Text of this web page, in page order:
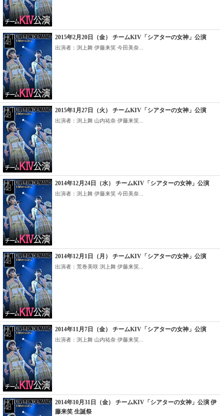
2015年2月20日（金） チームKIV「シアターの女神」公演
出演者：渕上舞 伊藤来笑 今田美奈...
2015年1月27日（火） チームKIV「シアターの女神」公演
出演者：渕上舞 山内祐奈 伊藤来笑...
2014年12月24日（水） チームKIV「シアターの女神」公演
出演者：渕上舞 伊藤来笑 今田美奈...
2014年12月1日（月） チームKIV「シアターの女神」公演
出演者：荒巻美咲 渕上舞 伊藤来笑...
2014年11月7日（金） チームKIV「シアターの女神」公演
出演者：渕上舞 山内祐奈 伊藤来笑...
2014年10月31日（金） チームKIV「シアターの女神」公演 伊
藤来笑 生誕祭